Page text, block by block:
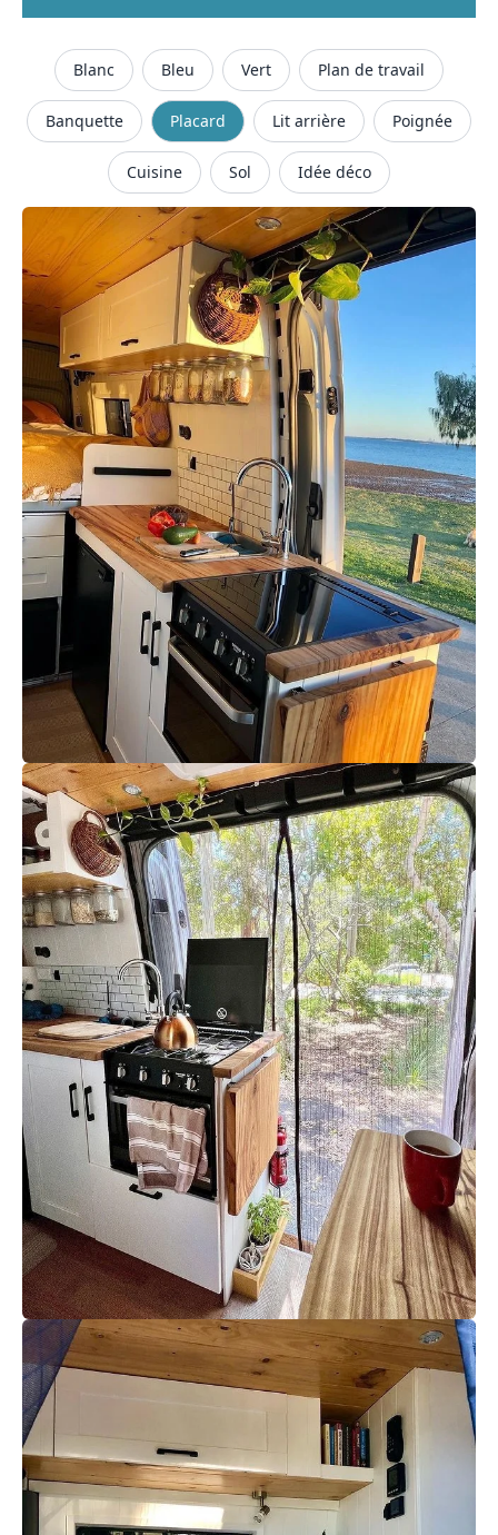
Blanc Bleu Vert Plan de travail
Banquette Placard Lit arrière Poignée
Cuisine Sol Idée déco